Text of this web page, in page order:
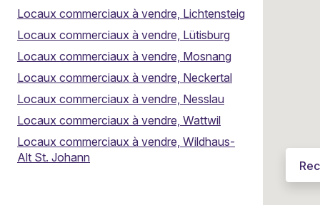
Locaux commerciaux à vendre, Lichtensteig
Locaux commerciaux à vendre, Lütisburg
Locaux commerciaux à vendre, Mosnang
Locaux commerciaux à vendre, Neckertal
Locaux commerciaux à vendre, Nesslau
Locaux commerciaux à vendre, Wattwil
Locaux commerciaux à vendre, Wildhaus-
Alt St. Johann
Vous souhaitez vendre votre propriété ?
Un agent local dédié | 6'400 vendeurs satisfaits |